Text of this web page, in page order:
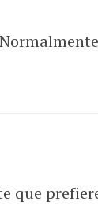
que